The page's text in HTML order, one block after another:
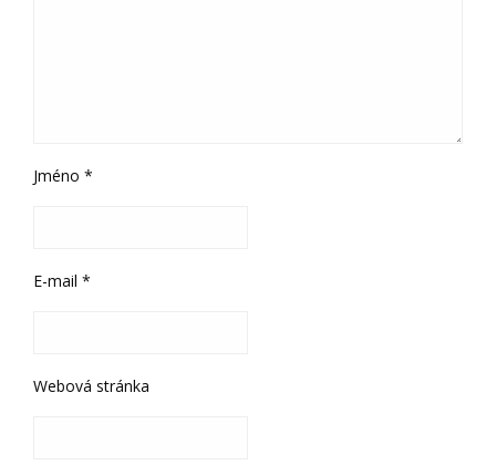
Jméno *
E-mail *
Webová stránka